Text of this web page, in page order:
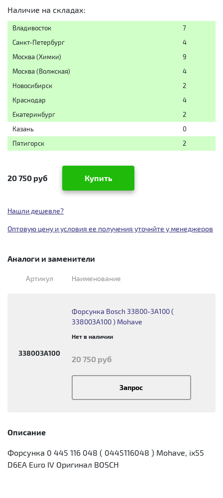
Наличие на складах:
Владивосток
7
Санкт-Петербург
4
Москва (Химки)
9
Москва (Волжская)
4
Новосибирск
2
Краснодар
4
Екатеринбург
2
Казань
0
Пятигорск
2
20 750 руб Купить
Нашли дешевле?
Оптовую цену и условия ее получения уточнйте у менеджеров
Аналоги и заменители
Артикул Наименование
338003A100
Форсунка Bosch 33800-3A100 (
338003A100 ) Mohave
Нет в наличии
20 750 руб
Запрос
Описание
Форсунка 0 445 116 048 ( 0445116048 ) Mohave, ix55
D6EA Euro IV Оригинал BOSCH